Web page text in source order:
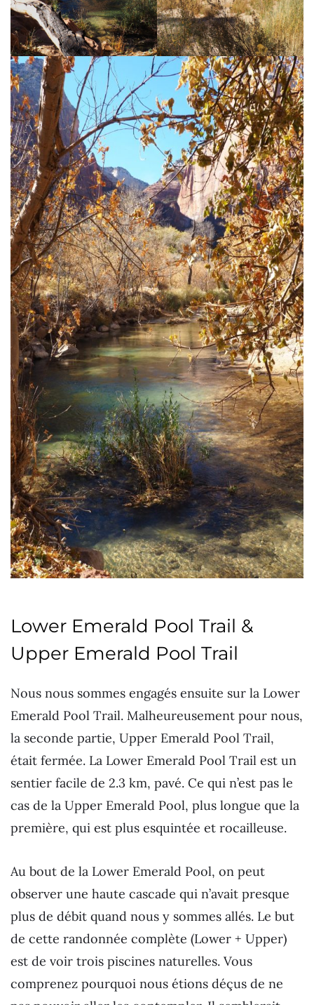
Lower Emerald Pool Trail &
Upper Emerald Pool Trail
Nous nous sommes engagés ensuite sur la Lower
Emerald Pool Trail. Malheureusement pour nous,
la seconde partie, Upper Emerald Pool Trail,
était fermée. La Lower Emerald Pool Trail est un
sentier facile de 2.3 km, pavé. Ce qui n’est pas le
cas de la Upper Emerald Pool, plus longue que la
première, qui est plus esquintée et rocailleuse.
Au bout de la Lower Emerald Pool, on peut
observer une haute cascade qui n’avait presque
plus de débit quand nous y sommes allés. Le but
de cette randonnée complète (Lower + Upper)
est de voir trois piscines naturelles. Vous
comprenez pourquoi nous étions déçus de ne